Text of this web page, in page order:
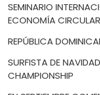
SEMINARIO
ECONOMÍA
REPÚBLICA
SURFISTA DE
CHAMPIONSHIP